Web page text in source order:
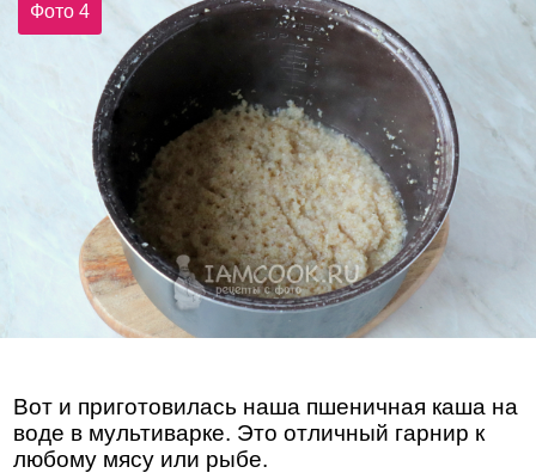
Фото 4
Вот и приготовилась наша пшеничная каша на
воде в мультиварке. Это отличный гарнир к
любому мясу или рыбе.